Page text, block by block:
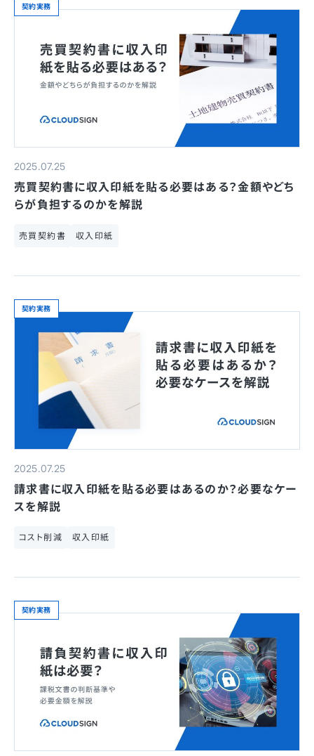
契約実務
2025.07.25
売買契約書に収入印紙を貼る必要はある？金額やどち
らが負担するのかを解説
売買契約書 収入印紙
契約実務
2025.07.25
請求書に収入印紙を貼る必要はあるのか？必要なケー
スを解説
コスト削減 収入印紙
契約実務